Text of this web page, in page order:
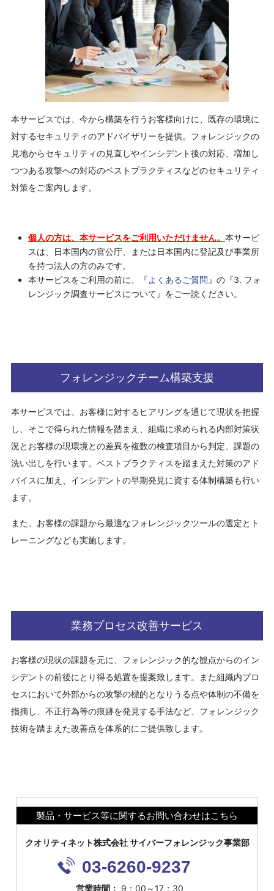
本サービスでは、今から構築を行うお客様向けに、既存の環境に
対するセキュリティのアドバイザリーを提供。フォレンジックの
見地からセキュリティの見直しやインシデント後の対応、増加し
つつある攻撃への対応のベストプラクティスなどのセキュリティ
対策をご案内します。
個人の方は、本サービスをご利用いただけません。 本サービ
スは、日本国内の官公庁、または日本国内に登記及び事業所
を持つ法人の方のみです。
本サービスをご利用の前に、『よくあるご質問 』の『3. フォ
レンジック調査サービスについて』をご一読ください。
フォレンジックチーム構築支援
本サービスでは、お客様に対するヒアリングを通じて現状を把握
し、そこで得られた情報を踏まえ、組織に求められる内部対策状
況とお客様の現環境との差異を複数の検査項目から判定、課題の
洗い出しを行います。ベストプラクティスを踏まえた対策のアド
バイスに加え、インシデントの早期発見に資する体制構築も行い
ます。
また、お客様の課題から最適なフォレンジックツールの選定とト
レーニングなども実施します。
業務プロセス改善サービス
お客様の現状の課題を元に、フォレンジック的な観点からのイン
シデントの前後にとり得る処置を提案致します。また組織内プロ
セスにおいて外部からの攻撃の標的となりうる点や体制の不備を
指摘し、不正行為等の痕跡を発見する手法など、フォレンジック
技術を踏まえた改善点を体系的にご提供致します。
製品・サービス等に関するお問い合わせはこちら
クオリティネット株式会社 サイバーフォレンジック事業部
03-6260-9237
営業時間： 9：00～17：30